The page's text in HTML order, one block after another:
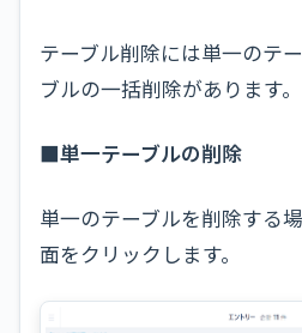
テーブル削除には単一のテ
ブルの一括削除があります。
■単一テーブルの削除
単一のテーブルを削除する
面をクリックします。